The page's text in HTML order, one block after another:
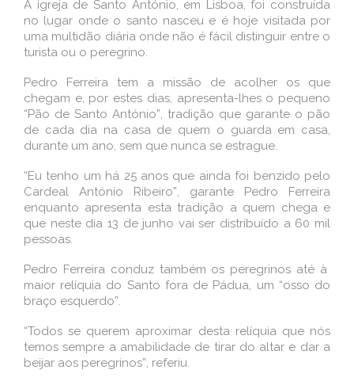
A igreja de Santo António, em Lisboa, foi construí­da
no lugar onde o santo nasceu e é hoje visitada por
uma multidão diária onde não é fácil distinguir entre o
turista ou o peregrino.
Pedro Ferreira tem a missão de acolher os que
chegam e, por estes dias, apresenta-lhes o pequeno
“Pão de Santo António”, tradição que garante o pão
de cada dia na casa de quem o guarda em casa,
durante um ano, sem que nunca se estrague.
“Eu tenho um há 25 anos que ainda foi benzido pelo
Cardeal António Ribeiro”, garante Pedro Ferreira
enquanto apresenta esta tradição a quem chega e
que neste dia 13 de junho vai ser distribuí­do a 60 mil
pessoas.
Pedro Ferreira conduz também os peregrinos até à
maior relíquia do Santo fora de Pádua, um “osso do
braço esquerdo”.
“Todos se querem aproximar desta relí­quia que nós
temos sempre a amabilidade de tirar do altar e dar a
beijar aos peregrinos”, referiu.